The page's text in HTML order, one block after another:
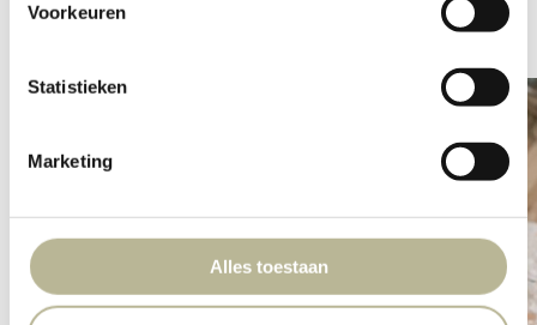
Voorkeuren
Statistieken
Marketing
Alles toestaan